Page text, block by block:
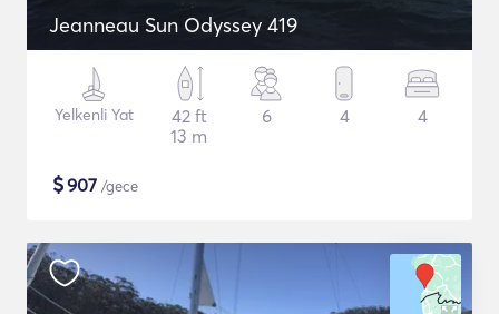
Jeanneau Sun Odyssey 419
Yelkenli Yat
42 ft
13 m
6 4 4
$907 /gece